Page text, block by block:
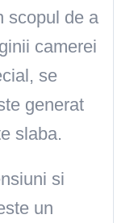
scopul de a
camerei
se
generat
slaba.
si
un